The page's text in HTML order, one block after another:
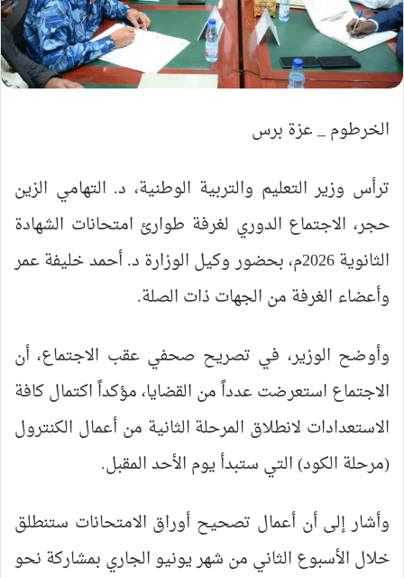
الخرطوم _ عزة برس
ترأس وزير التعليم والتربية الوطنية، د. التهامي الزين
حجر، الاجتماع الدوري لغرفة طوارئ امتحانات الشهادة
الثانوية 2026م، بحضور وكيل الوزارة د. أحمد خليفة عمر
وأعضاء الغرفة من الجهات ذات الصلة.
وأوضح الوزير، في تصريح صحفي عقب الاجتماع، أن
الاجتماع استعرضت عدداً من القضايا، مؤكداً اكتمال كافة
الاستعدادات لانطلاق المرحلة الثانية من أعمال الكنترول
(مرحلة الكود) التي ستبدأ يوم الأحد المقبل.
وأشار إلى أن أعمال تصحيح أوراق الامتحانات ستنطلق
خلال الأسبوع الثاني من شهر يونيو الجاري بمشاركة نحو